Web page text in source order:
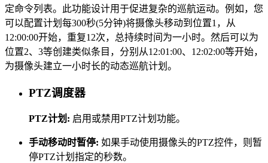
定命令列表。此功能设计用于促进复杂的巡航运动。例如，您
可以配置计划每300秒(5分钟)将摄像头移动到位置1，从
12:00:00开始，重复12次，总持续时间为一小时。然后可以为
位置2、3等创建类似条目，分别从12:01:00、12:02:00等开始，
为摄像头建立一小时长的动态巡航计划。
PTZ调度器
PTZ计划: 启用或禁用PTZ计划功能。
手动移动时暂停: 如果手动使用摄像头的PTZ控件，则暂
停PTZ计划指定的秒数。